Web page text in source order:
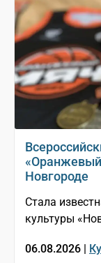
Новгороде
Стала
культуры
06.08.2026 |